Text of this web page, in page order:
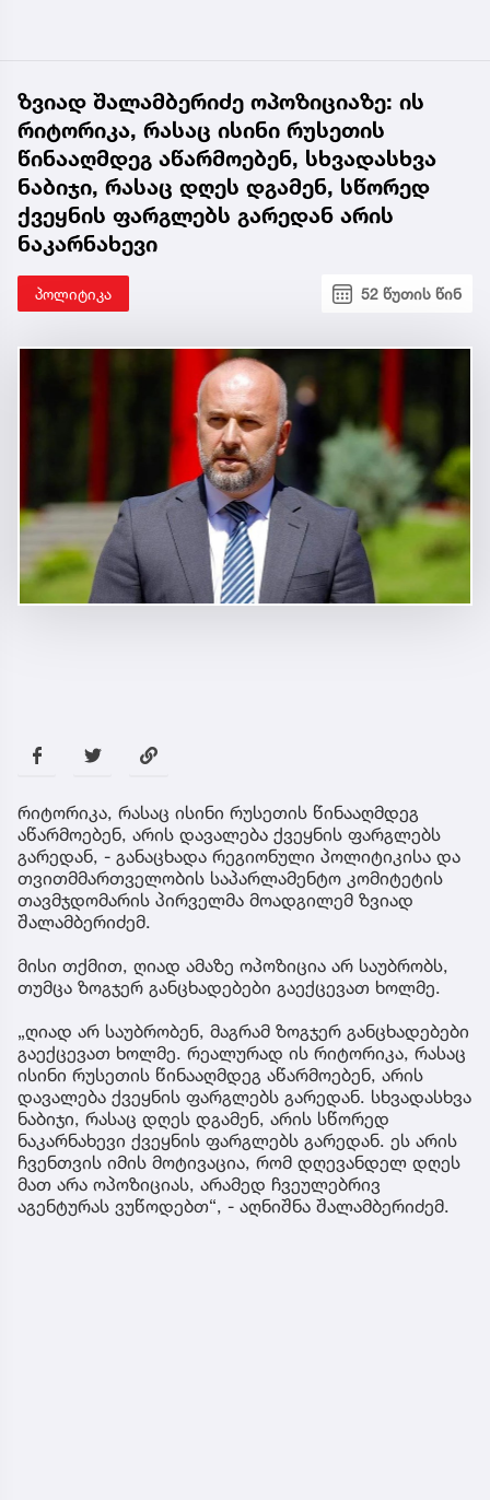
ზვიად შალამბერიძე ოპოზიციაზე: ის
რიტორიკა, რასაც ისინი რუსეთის
წინააღმდეგ აწარმოებენ, სხვადასხვა
ნაბიჯი, რასაც დღეს დგამენ, სწორედ
ქვეყნის ფარგლებს გარედან არის
ნაკარნახევი
პოლიტიკა 52 წუთის წინ
რიტორიკა, რასაც ისინი რუსეთის წინააღმდეგ
აწარმოებენ, არის დავალება ქვეყნის ფარგლებს
გარედან, - განაცხადა რეგიონული პოლიტიკისა და
თვითმმართველობის საპარლამენტო კომიტეტის
თავმჯდომარის პირველმა მოადგილემ ზვიად
შალამბერიძემ.
მისი თქმით, ღიად ამაზე ოპოზიცია არ საუბრობს,
თუმცა ზოგჯერ განცხადებები გაექცევათ ხოლმე.
„ღიად არ საუბრობენ, მაგრამ ზოგჯერ განცხადებები
გაექცევათ ხოლმე. რეალურად ის რიტორიკა, რასაც
ისინი რუსეთის წინააღმდეგ აწარმოებენ, არის
დავალება ქვეყნის ფარგლებს გარედან. სხვადასხვა
ნაბიჯი, რასაც დღეს დგამენ, არის სწორედ
ნაკარნახევი ქვეყნის ფარგლებს გარედან. ეს არის
ჩვენთვის იმის მოტივაცია, რომ დღევანდელ დღეს
მათ არა ოპოზიციას, არამედ ჩვეულებრივ
აგენტურას ვუწოდებთ“, - აღნიშნა შალამბერიძემ.